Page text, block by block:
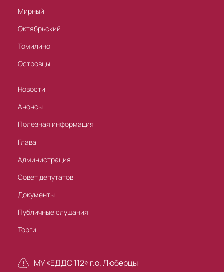
Мирный
Октябрьский
Томилино
Островцы
Новости
Анонсы
Полезная информация
Глава
Администрация
Совет депутатов
Документы
Публичные слушания
Торги
МУ «ЕДДС 112» г.о. Люберцы